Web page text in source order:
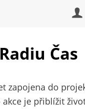
Čas
zapojena do
je přiblížit